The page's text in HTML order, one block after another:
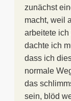
zunächst
macht, weil
arbeitete
dachte ich
dass ich
normale
das
sein, blöd